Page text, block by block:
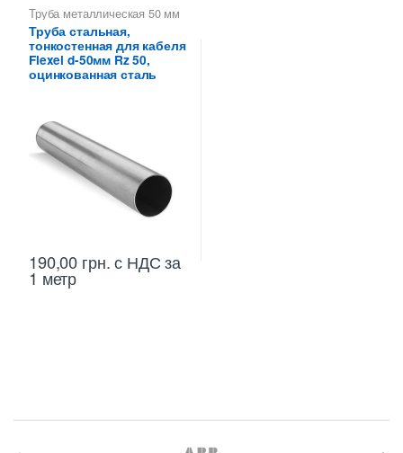
Труба металлическая 50 мм
для электропроводки
тонкостенная для
электропроводки
Труба стальная,
тонкостенная для кабеля
Flexel d-50мм Rz 50,
оцинкованная сталь
190,00 грн.с НДС за
1 метр